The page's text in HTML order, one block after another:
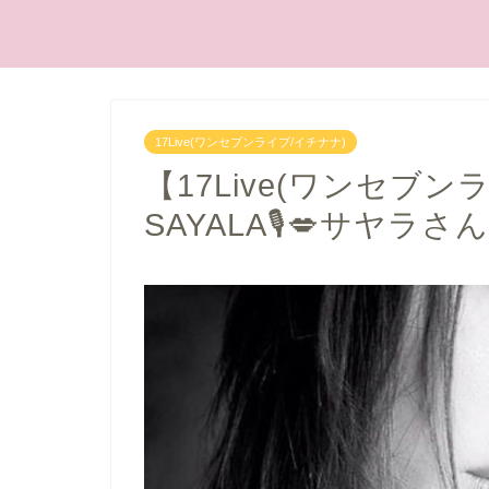
17Live(ワンセブンライブ/イチナナ)
【17Live(ワンセブン
SAYALA🎙️💋サヤラさ